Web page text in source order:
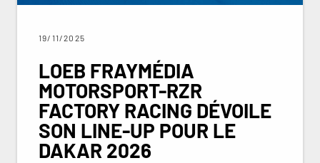
19/11/2025
LOEB FRAYMÉDIA
MOTORSPORT-RZR
FACTORY RACING DÉVOILE
SON LINE-UP POUR LE
DAKAR 2026